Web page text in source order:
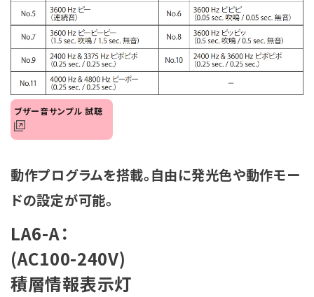
散光式警光灯
オプション
補修パーツ
製品選定の仕方
パトライトカタログ
ブザー音サンプル 試聴
動作プログラムを搭載。自由に発光色や動作モー
ドの設定が可能。
LA6-A：
(AC100-240V)
積層情報表示灯